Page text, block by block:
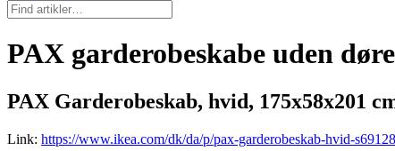
PAX garderobeskabe uden
PAX Garderobeskab, hvid, 175x58x201
Link: https://www.ikea.com/dk/da/p/pax-garderobeskab-hvid-